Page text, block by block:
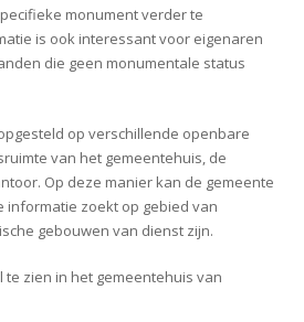
monument verder te
is ook interessant voor eigenaren
die geen monumentale status
op verschillende openbare
van het gemeentehuis, de
Op deze manier kan de gemeente
informatie zoekt op gebied van
gebouwen van dienst zijn.
te zien in het gemeentehuis van